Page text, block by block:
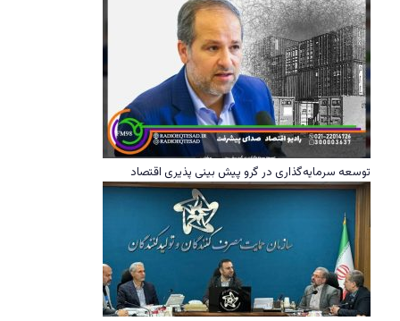
توسعه سرمایه‌گذاری در گرو پیش بینی پذیری اقتصاد